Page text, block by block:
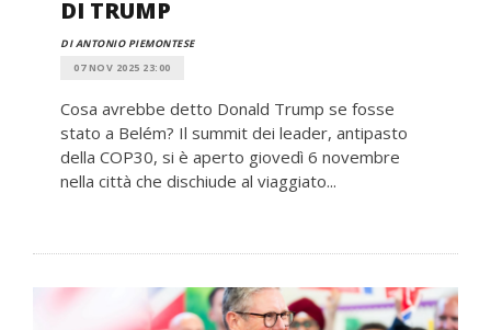
DI TRUMP
DI ANTONIO PIEMONTESE
07 NOV 2025 23:00
Cosa avrebbe detto Donald Trump se fosse
stato a Belém? Il summit dei leader, antipasto
della COP30, si è aperto giovedì 6 novembre
nella città che dischiude al viaggiato...